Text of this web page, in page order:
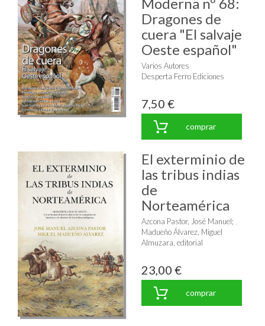
Dragones de
cuera "El salvaje
Oeste español"
Varios Autores
Desperta Ferro Ediciones
7,50 €
comprar
El exterminio de
las tribus indias
de
Norteamérica
Azcona Pastor, José Manuel;
Madueño Álvarez, Miguel
Almuzara, editorial
23,00 €
comprar